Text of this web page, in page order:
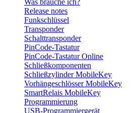
Release notes
Funkschlüssel
Transponder
Schalttransponder
PinCode-Tastatur
PinCode-Tastatur Online
Schließkomponenten
Schließzylinder MobileKey
Vorhängeschlösser MobileKey
SmartRelais MobileKey
Programmierung
USB-Programmiergerät